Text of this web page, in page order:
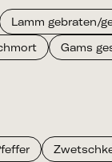
Lamm gebraten/
Gams